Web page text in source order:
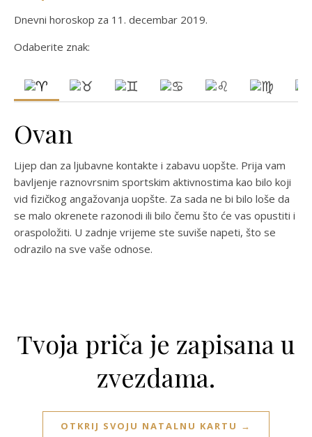
Dnevni horoskop za 11. decembar 2019.
Odaberite znak:
Ovan
Lijep dan za ljubavne kontakte i zabavu uopšte. Prija vam
bavljenje raznovrsnim sportskim aktivnostima kao bilo koji
vid fizičkog angažovanja uopšte. Za sada ne bi bilo loše da
se malo okrenete razonodi ili bilo čemu što će vas opustiti i
oraspoložiti. U zadnje vrijeme ste suviše napeti, što se
odrazilo na sve vaše odnose.
Tvoja priča je zapisana u
zvezdama.
OTKRIJ SVOJU NATALNU KARTU →